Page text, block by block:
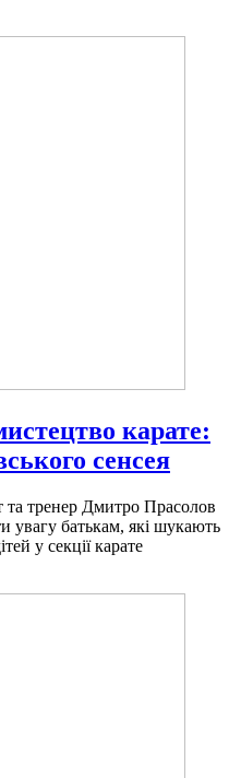
карате:
сенсея
та тренер Дмитро Прасолов
увагу батькам, які шукають
у секції карате